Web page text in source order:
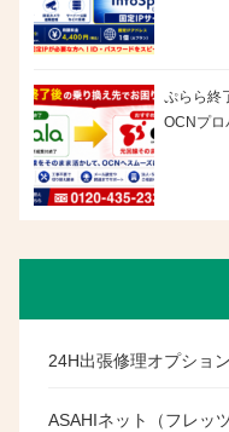
ぷらら終
OCNプロ
24H出張修理オプション
ASAHIネット（フレッ